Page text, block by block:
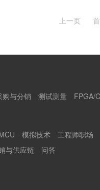
上一页
购与分销 测试测量
FPGA/
模拟技术
工程师职场
与供应链 问答